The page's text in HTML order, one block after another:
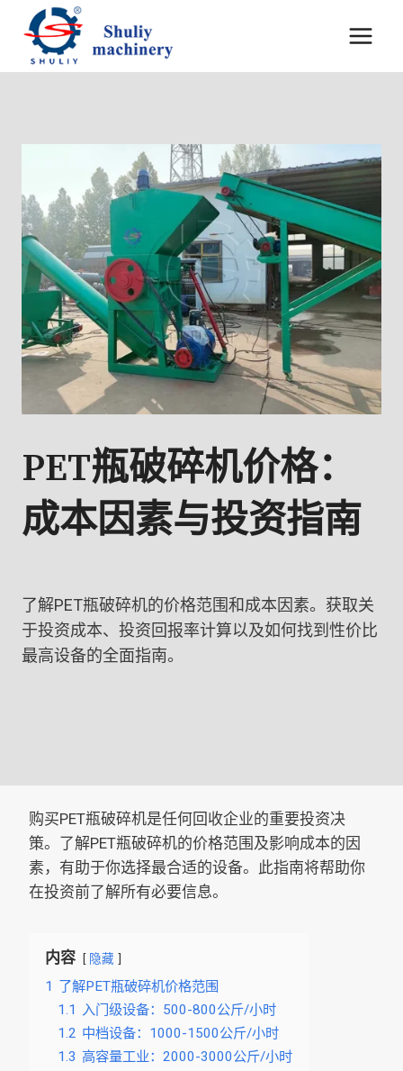
PET瓶破碎机价格：
成本因素与投资指南
了解PET瓶破碎机的价格范围和成本因素。获取关
于投资成本、投资回报率计算以及如何找到性价比
最高设备的全面指南。
购买PET瓶破碎机是任何回收企业的重要投资决
策。了解PET瓶破碎机的价格范围及影响成本的因
素，有助于你选择最合适的设备。此指南将帮助你
在投资前了解所有必要信息。
内容 隐藏
1 了解PET瓶破碎机价格范围
1.1
入门级设备：500-800公斤/小时
1.2 中档设备：1000-1500公斤/小时
1.3 高容量工业：2000-3000公斤/小时